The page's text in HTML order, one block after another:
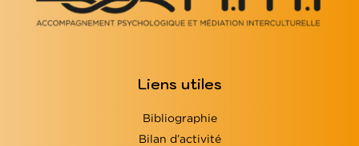
Liens utiles
Bibliographie
Bilan d’activité